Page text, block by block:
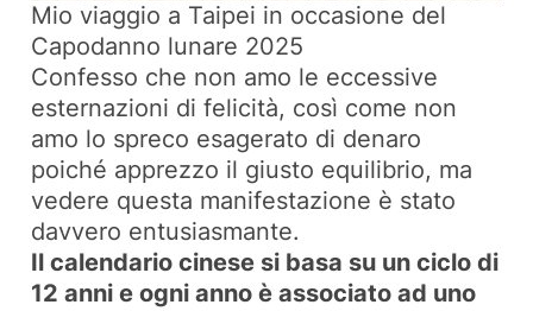
Mio viaggio a Taipei in occasione del
Capodanno lunare 2025
Confesso che non amo le eccessive
esternazioni di felicità, così come non
amo lo spreco esagerato di denaro
poiché apprezzo il giusto equilibrio, ma
vedere questa manifestazione è stato
davvero entusiasmante.
Il calendario cinese si basa su un ciclo di
12 anni e ogni anno è associato ad uno